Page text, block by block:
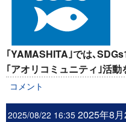
｢YAMASHITA｣では､
｢アオリコミュニティ｣活動
コメント
2025/08/22 16:35 2025年8